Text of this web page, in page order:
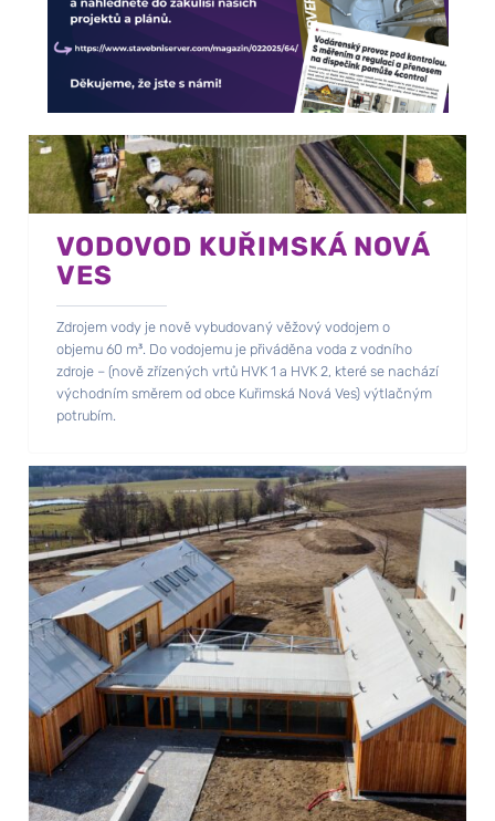
VODOVOD KUŘIMSKÁ NOVÁ
VES
Zdrojem vody je nově vybudovaný věžový vodojem o
objemu 60 m³. Do vodojemu je přiváděna voda z vodního
zdroje – (nově zřízených vrtů HVK 1 a HVK 2, které se nachází
východním směrem od obce Kuřimská Nová Ves) výtlačným
potrubím.